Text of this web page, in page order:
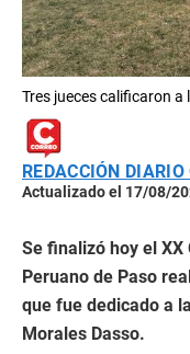
Tres jueces calificaron
REDACCIÓN DIARIO
Actualizado el 17/08/
Se finalizó hoy el XX
Peruano de Paso
que fue dedicado a
Morales Dasso.